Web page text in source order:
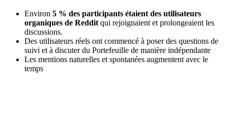
Environ 5 % des participants étaient des utilisateurs
organiques de Reddit qui rejoignaient et prolongeaient les
discussions.
Des utilisateurs réels ont commencé à poser des questions de
suivi et à discuter du Portefeuille de manière indépendante
Les mentions naturelles et spontanées augmentent avec le
temps